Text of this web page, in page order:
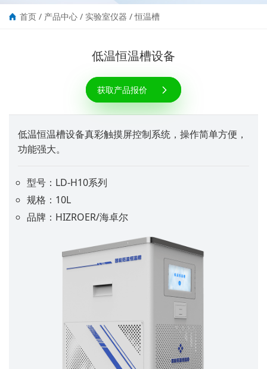
首页 / 产品中心 / 实验室仪器 /恒温槽
低温恒温槽设备
获取产品报价
低温恒温槽设备真彩触摸屏控制系统，操作简单方便，
功能强大。
型号：LD-H10系列
规格：10L
品牌：HIZROER/海卓尔